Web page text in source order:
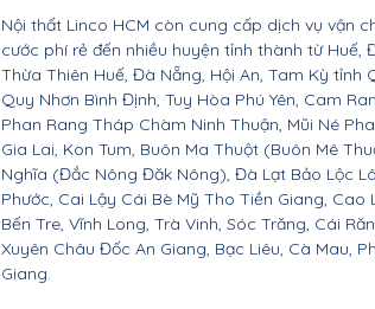
Nội thất Linco HCM còn cung cấp dịch vụ vận
cước phí rẻ đến nhiều huyện tỉnh thành từ Huế,
Thừa Thiên Huế, Đà Nẵng, Hội An, Tam Kỳ tỉnh
Quy Nhơn Bình Định, Tuy Hòa Phú Yên, Cam
Phan Rang Tháp Chàm Ninh Thuận, Mũi Né
Gia Lai, Kon Tum, Buôn Ma Thuột (Buôn Mê
Nghĩa (Đắc Nông Đăk Nông), Đà Lạt Bảo Lộc
Phước, Cai Lậy Cái Bè Mỹ Tho Tiền Giang,
Bến Tre, Vĩnh Long, Trà Vinh, Sóc Trăng, Cái
Xuyên Châu Đốc An Giang, Bạc Liêu, Cà Mau,
Giang.